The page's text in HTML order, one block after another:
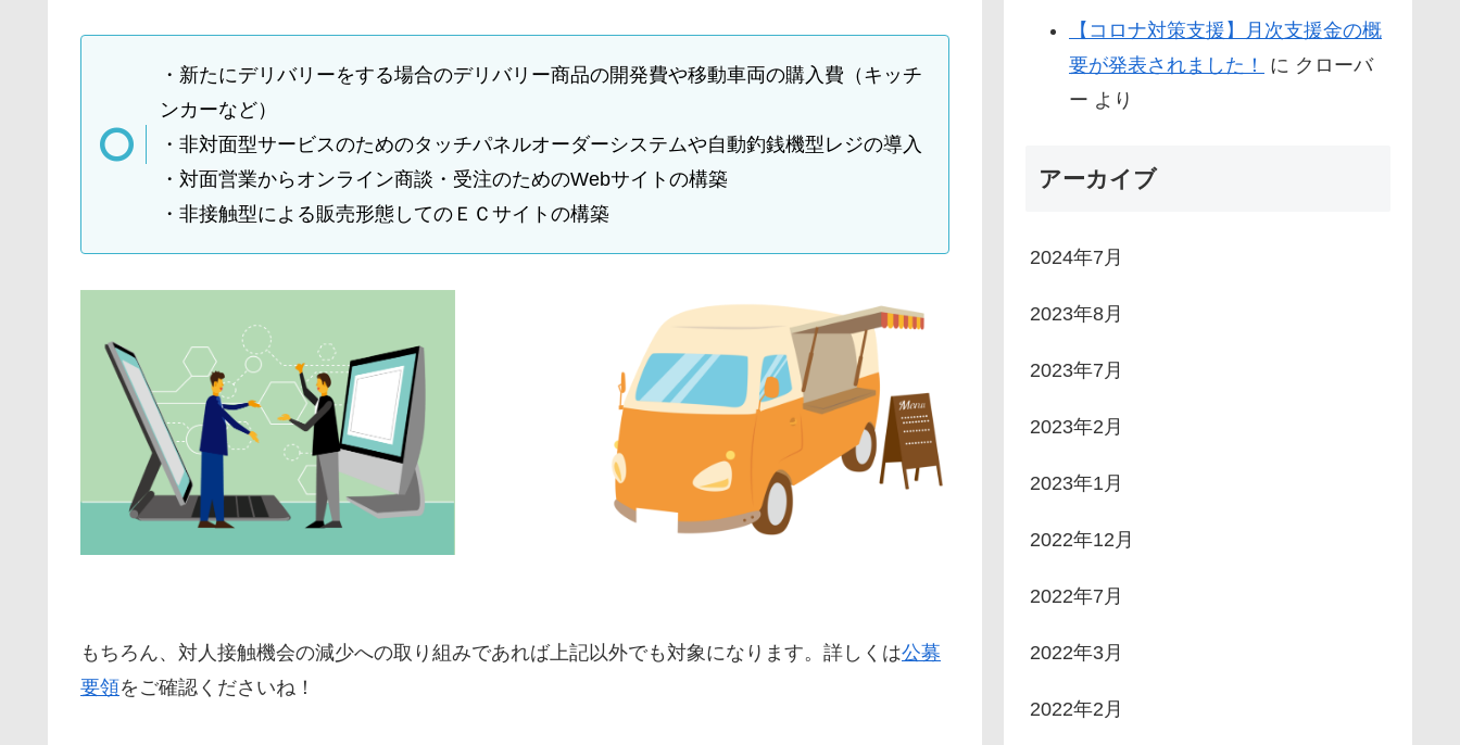
・新たにデリバリーをする場合のデリバリー商品の開発費や移動車両の購入費（キッチ
ンカーなど）
・非対面型サービスのためのタッチパネルオーダーシステムや自動釣銭機型レジの導入
・対面営業からオンライン商談・受注のためのWebサイトの構築
・非接触型による販売形態してのＥＣサイトの構築
もちろん、対人接触機会の減少への取り組みであれば上記以外でも対象になります。詳しくは公募
要領をご確認くださいね！
【コロナ対策支援】月次支援金の概
要が発表されました！
に クローバ
ー より
アーカイブ
2024年7月
2023年8月
2023年7月
2023年2月
2023年1月
2022年12月
2022年7月
2022年3月
2022年2月